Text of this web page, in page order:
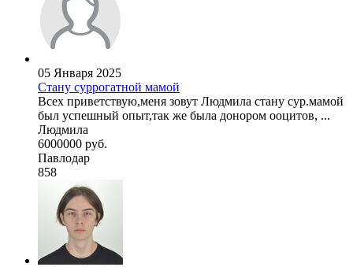
05 Января 2025
Стану суррогатной мамой
Всех приветствую,меня зовут Людмила стану сур.мамой
был успешный опыт,так же была донором ооцитов, ...
Людмила
6000000 руб.
Павлодар
858